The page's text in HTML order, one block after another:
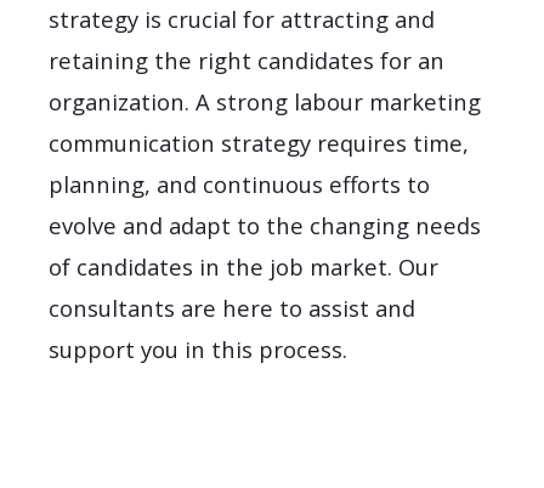
strategy is crucial for attracting and
retaining the right candidates for an
organization. A strong labour marketing
communication strategy requires time,
planning, and continuous efforts to
evolve and adapt to the changing needs
of candidates in the job market. Our
consultants are here to assist and
support you in this process.